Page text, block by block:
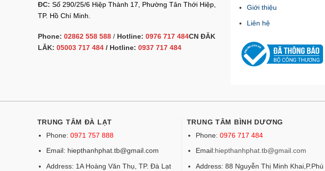
ĐC: Số 290/25/6 Hiệp Thành 17, Phường Tân Thới Hiệp,
TP. Hồ Chí Minh.
Phone: 02862 558 588 / Hotline: 0976 717 484CN ĐĂK
LĂK: 05003 717 484 / Hotline: 0937 717 484
Giới thiệu
Liên hệ
TRUNG TÂM ĐÀ LẠT
Phone:0971 757 888
Email: hiepthanhphat.tb@gmail.com
Address: 1A Hoàng Văn Thụ, TP. Đà Lạt
TRUNG TÂM BÌNH DƯƠNG
Phone:0976 717 484
Email:hiepthanhphat.tb@gmail.com
Address: 88 Nguyễn Thị Minh Khai,P.Phú